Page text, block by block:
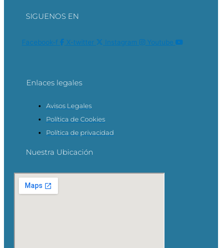
SIGUENOS EN
Facebook-f X-twitter Instagram Youtube
Enlaces legales
Avisos Legales
Política de Cookies
Política de privacidad
Nuestra Ubicación